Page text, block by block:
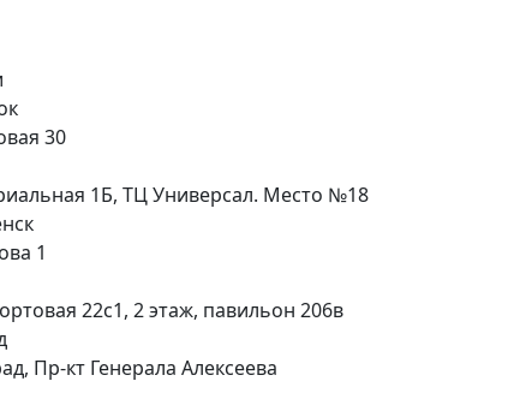
30
1Б, ТЦ Универсал. Место №18
1
22с1, 2 этаж, павильон 206в
Пр-кт Генерала Алексеева